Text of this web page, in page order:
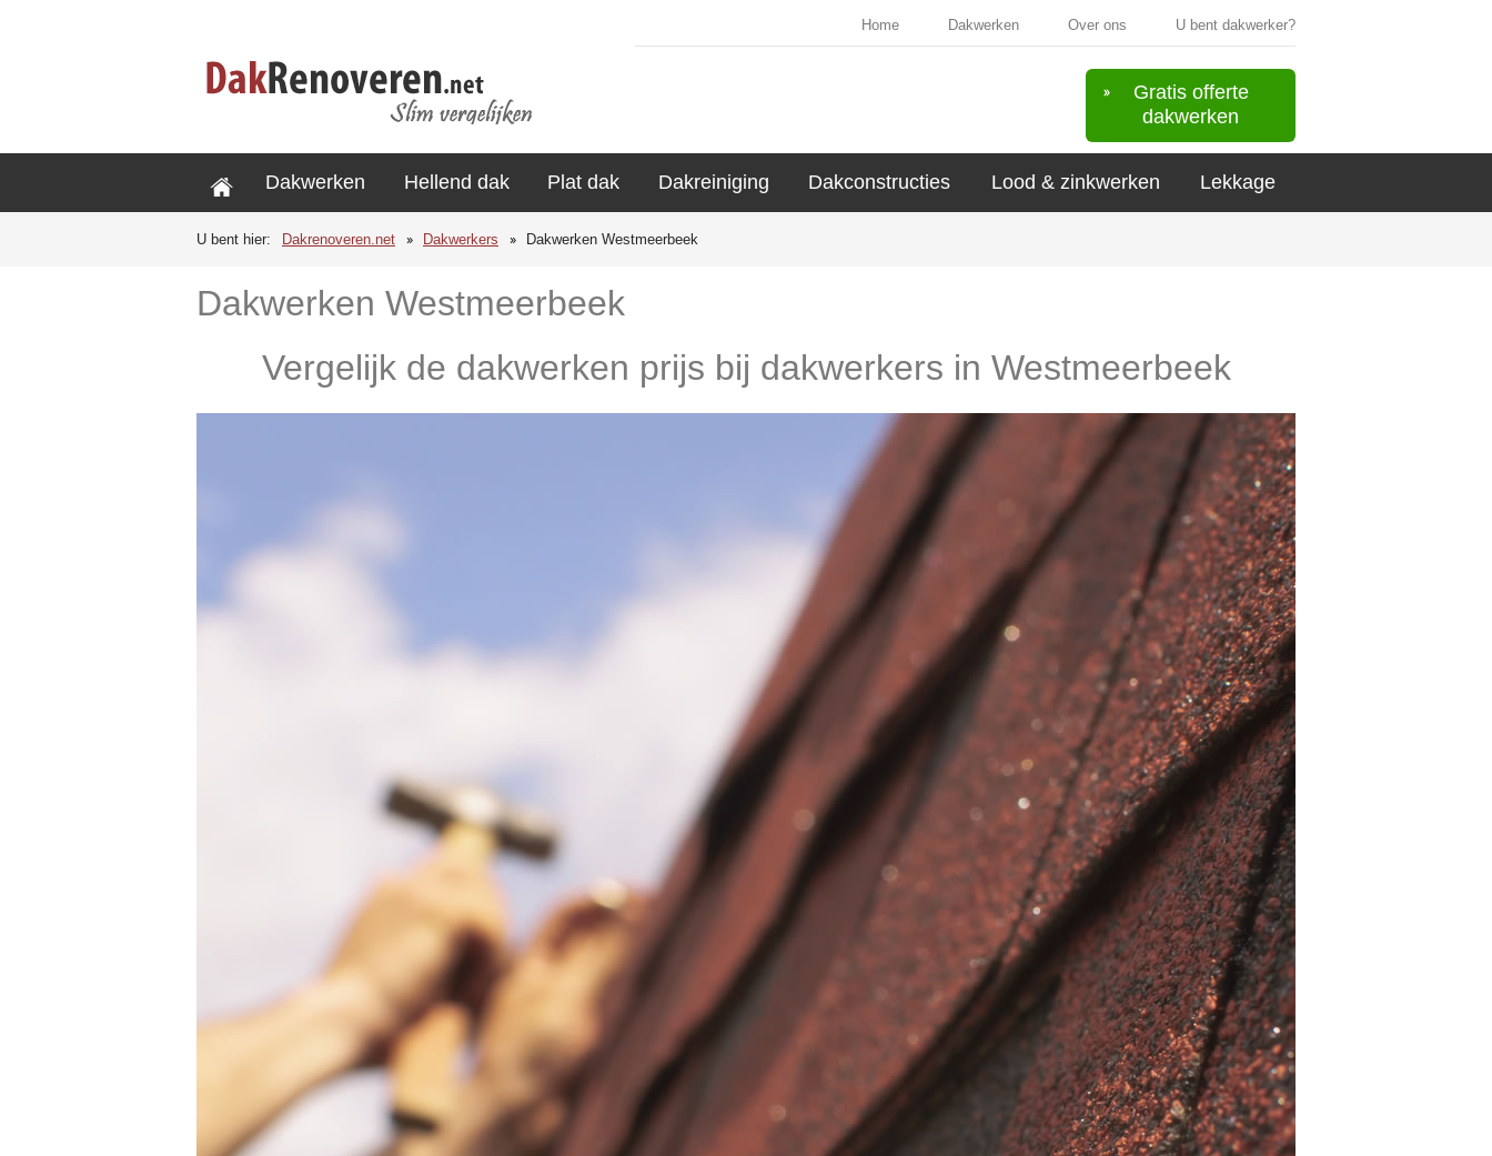
Home Dakwerken Over ons U bent dakwerker?
Gratis offerte
dakwerken
Dakwerken Hellend dak Plat dak Dakreiniging Dakconstructies Lood & zinkwerken Lekkage
U bent hier: Dakrenoveren.net Dakwerkers Dakwerken Westmeerbeek
Dakwerken Westmeerbeek
Vergelijk de dakwerken prijs bij dakwerkers in Westmeerbeek